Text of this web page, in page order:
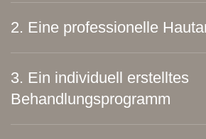
2. Eine professionelle
3. Ein individuell erstelltes
Behandlungsprogramm